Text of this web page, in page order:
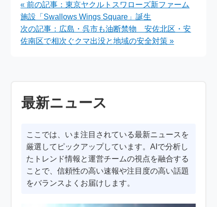
列を体験
少のはざまで
« 前の記事：東京ヤクルトスワローズ新ファーム
施設「Swallows Wings Square」誕生
次の記事：広島・呉市も油断禁物 安佐北区・安
佐南区で相次ぐクマ出没と地域の安全対策 »
最新ニュース
ここでは、いま注目されている最新ニュースを
厳選してピックアップしています。AIで分析し
たトレンド情報と運営チームの視点を融合する
ことで、信頼性の高い速報や注目度の高い話題
をバランスよくお届けします。